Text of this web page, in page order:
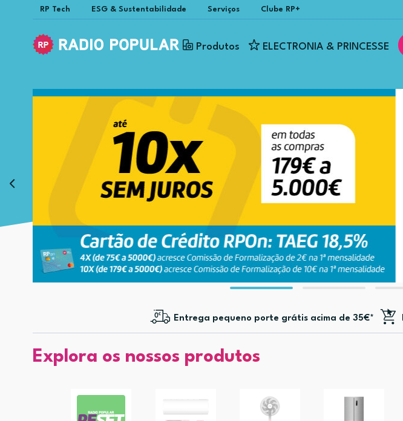
RP Tech ESG & Sustentabilidade Serviços Clube RP+
Produtos ELECTRONIA & PRINCESSE
Entrega pequeno porte grátis acima de 35€*
Explora os nossos produtos